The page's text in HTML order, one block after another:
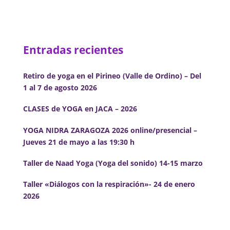
Entradas recientes
Retiro de yoga en el Pirineo (Valle de Ordino) – Del
1 al 7 de agosto 2026
CLASES de YOGA en JACA – 2026
YOGA NIDRA ZARAGOZA 2026 online/presencial –
Jueves 21 de mayo a las 19:30 h
Taller de Naad Yoga (Yoga del sonido) 14-15 marzo
Taller «Diálogos con la respiración»- 24 de enero
2026